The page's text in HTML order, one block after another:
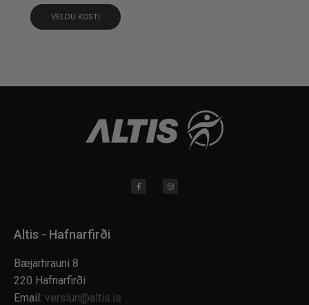
VELDU KOSTI
Altis - Hafnarfirði
Bæjarhrauni 8
220 Hafnarfirði
Email: verslun@altis.is